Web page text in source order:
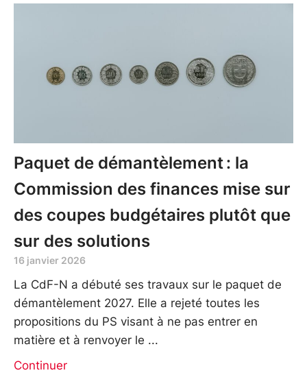
Paquet de démantèlement : la
Commission des finances mise sur
des coupes budgétaires plutôt que
sur des solutions
16 janvier 2026
La CdF-N a débuté ses travaux sur le paquet de
démantèlement 2027. Elle a rejeté toutes les
propositions du PS visant à ne pas entrer en
matière et à renvoyer le
Continuer